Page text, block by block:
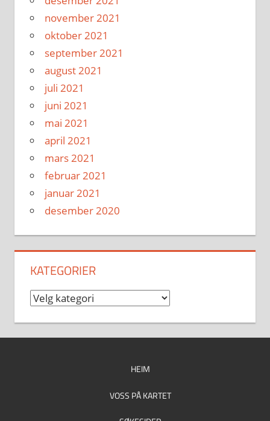
november 2021
oktober 2021
september 2021
august 2021
juli 2021
juni 2021
mai 2021
april 2021
mars 2021
februar 2021
januar 2021
desember 2020
KATEGORIER
Kategorier
HEIM
VOSS PÅ KARTET